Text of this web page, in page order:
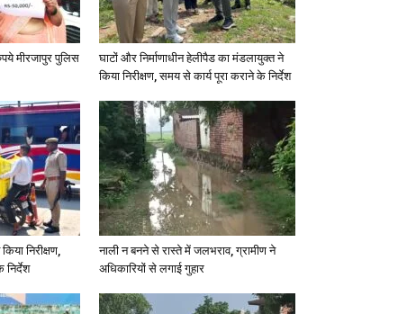
Today
Hindi
News
मीरजापुर पुलिस
घाटों और निर्माणाधीन हेलीपैड का मंडलायुक्त ने
किया निरीक्षण, समय से कार्य पूरा कराने के निर्देश
निरीक्षण,
निर्देश
नाली न बनने से रास्ते में जलभराव, ग्रामीण ने
अधिकारियों से लगाई गुहार